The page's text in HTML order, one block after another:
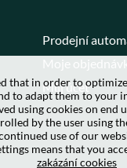
Prodejní
Moje
Můj účet
that in order to
to adapt them to your
using cookies on end
by the user using
use of our
means that you
zakázání cookies